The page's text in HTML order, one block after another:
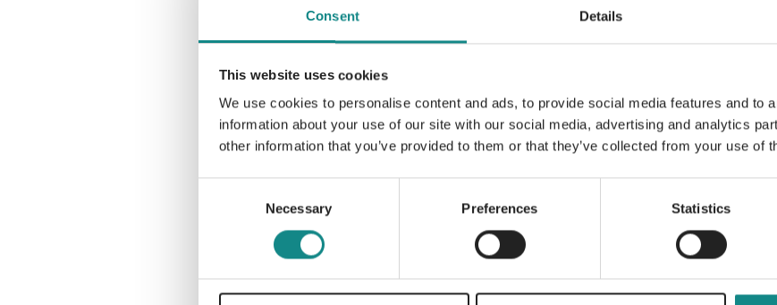
Consent Details
This website uses cookies
We use cookies to personalise content and ads, to provide social media features and to
information about your use of our site with our social media, advertising and analytics
other information that you’ve provided to them or that they’ve collected from your use of
Necessary Preferences Statistics
Information
PDF
Back to overview